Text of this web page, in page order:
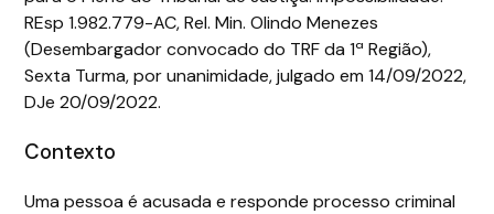
REsp 1.982.779-AC, Rel. Min. Olindo Menezes
(Desembargador convocado do TRF da 1ª Região),
Sexta Turma, por unanimidade, julgado em 14/09/2022,
DJe 20/09/2022.
Contexto
Uma pessoa é acusada e responde processo criminal